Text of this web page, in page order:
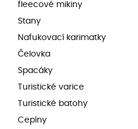
fleecové mikiny
Stany
Nafukovací karimatky
Čelovka
Spacáky
Turistické varice
Turistické batohy
Cepíny